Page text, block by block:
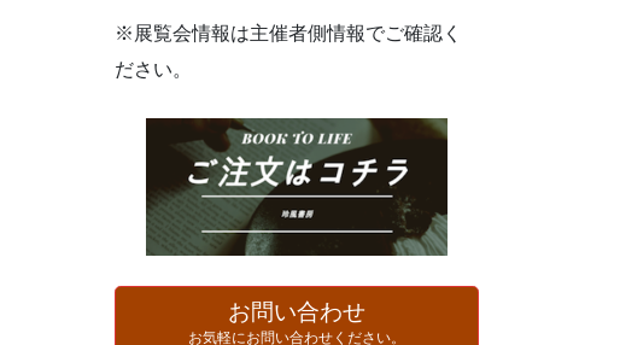
※展覧会情報は主催者側情報でご確認く
ださい。
お問い合わせ
お気軽にお問い合わせください。